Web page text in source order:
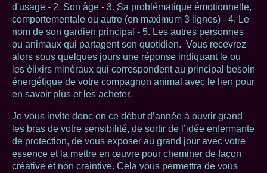
d'usage - 2. Son âge - 3. Sa problématique émotionnelle,
comportementale ou autre (en maximum 3 lignes) - 4. Le
nom de son gardien principal - 5. Les autres personnes
ou animaux qui partagent son quotidien. Vous recevrez
alors sous quelques jours une réponse indiquant le ou
les élixirs minéraux qui correspondent au principal besoin
énergétique de votre compagnon animal avec le lien pour
en savoir plus et les acheter.
Je vous invite donc en ce début d’année à ouvrir grand
les bras de votre sensibilité, de sortir de l’idée enfermante
de protection, de vous exposer au grand jour avec votre
essence et la mettre en œuvre pour cheminer de façon
créative et non craintive. Cela vous permettra de vous